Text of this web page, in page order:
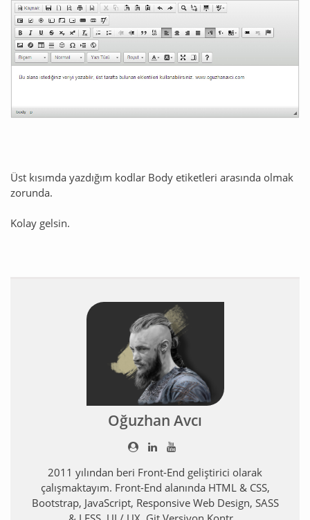
Üst kısımda yazdığım kodlar Body etiketleri arasında olmak
zorunda.
Kolay gelsin.
Oğuzhan Avcı
2011 yılından beri Front-End geliştirici olarak
çalışmaktayım. Front-End alanında HTML & CSS,
Bootstrap, JavaScript, Responsive Web Design, SASS